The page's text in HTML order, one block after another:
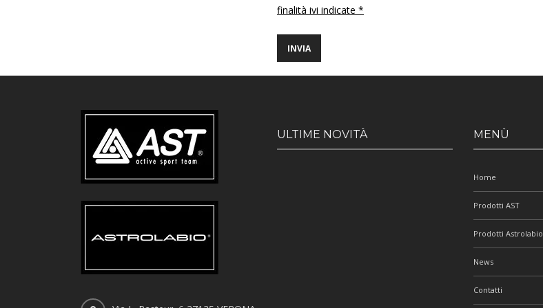
finalità ivi indicate *
ULTIME NOVITÀ MENÙ
Home
Prodotti AST
Prodotti Astrolabio
News
Contatti